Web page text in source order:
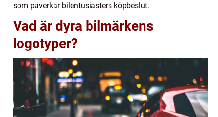
som påverkar bilentusiasters köpbeslut.
Vad är dyra bilmärkens
logotyper?